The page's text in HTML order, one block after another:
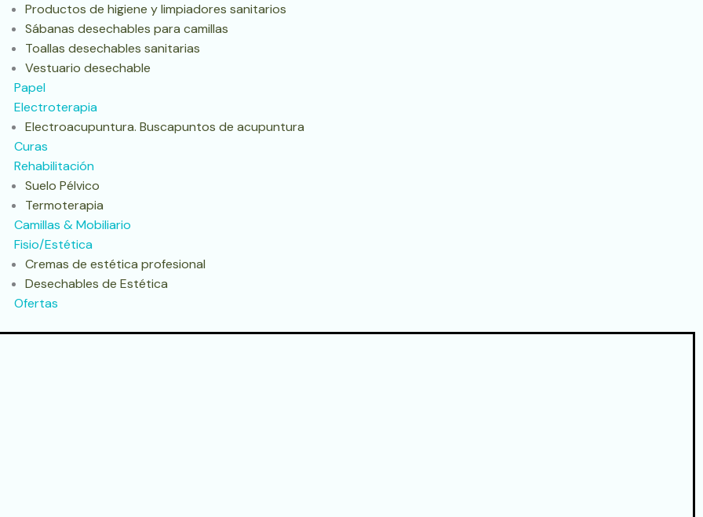
Productos de higiene y limpiadores sanitarios
Sábanas desechables para camillas
Toallas desechables sanitarias
Vestuario desechable
Papel
Electroterapia
Electroacupuntura. Buscapuntos de acupuntura
Curas
Rehabilitación
Suelo Pélvico
Termoterapia
Camillas & Mobiliario
Fisio/Estética
Cremas de estética profesional
Desechables de Estética
Ofertas